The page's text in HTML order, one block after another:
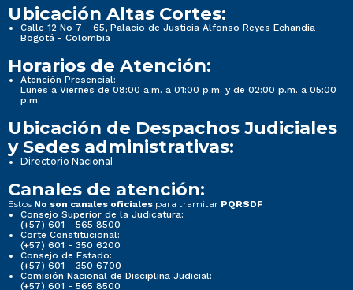
Ubicación Altas Cortes:
Calle 12 No 7 - 65, Palacio de Justicia Alfonso Reyes Echandía
Bogotá - Colombia
Horarios de Atención:
Atención Presencial:
Lunes a Viernes de 08:00 a.m. a 01:00 p.m. y de 02:00 p.m. a 05:00
p.m.
Ubicación de Despachos Judiciales
y Sedes administrativas:
Directorio Nacional
Canales de atención:
Estos No son canales oficiales para tramitar PQRSDF
Consejo Superior de la Judicatura:
(+57) 601 - 565 8500
Corte Constitucional:
(+57) 601 - 350 6200
Consejo de Estado:
(+57) 601 - 350 6700
Comisión Nacional de Disciplina Judicial:
(+57) 601 - 565 8500